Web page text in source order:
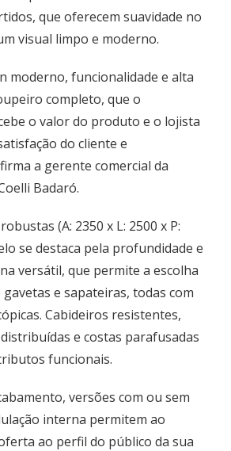
que oferecem suavidade no
visual limpo e moderno.
moderno, funcionalidade e alta
completo, que o
o valor do produto e o lojista
do cliente e
a gerente comercial da
Badaró.
(A: 2350 x L: 2500 x P:
se destaca pela profundidade e
versátil, que permite a escolha
gavetas e sapateiras, todas com
Cabideiros resistentes,
e costas parafusadas
funcionais.
versões com ou sem
interna permitem ao
ao perfil do público da sua